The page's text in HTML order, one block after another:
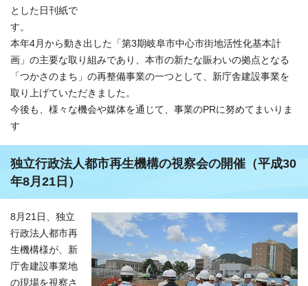
とした日刊紙で
す。
本年4月から動き出した「第3期岐阜市中心市街地活性化基本計
画」の主要な取り組みであり、本市の新たな賑わいの拠点となる
「つかさのまち」の再整備事業の一つとして、新庁舎建設事業を
取り上げていただきました。
今後も、様々な機会や媒体を通じて、事業のPRに努めてまいりま
す
独立行政法人都市再生機構の視察会の開催（平成30
年8月21日）
8月21日、独立
行政法人都市再
生機構様が、新
庁舎建設事業地
の現場を視察さ